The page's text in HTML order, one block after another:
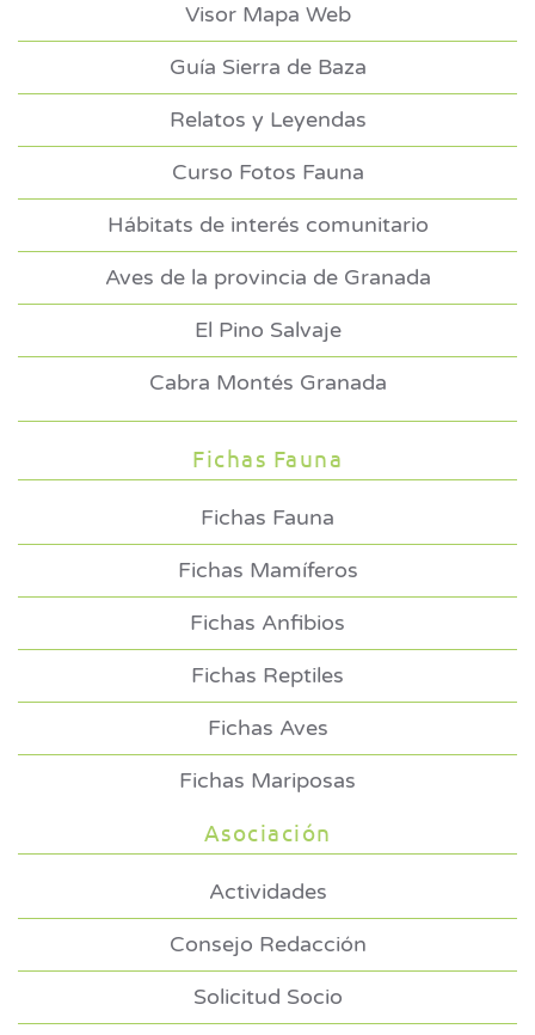
Visor Mapa Web
Guía Sierra de Baza
Relatos y Leyendas
Curso Fotos Fauna
Hábitats de interés comunitario
Aves de la provincia de Granada
El Pino Salvaje
Cabra Montés Granada
Fichas Fauna
Fichas Fauna
Fichas Mamíferos
Fichas Anfibios
Fichas Reptiles
Fichas Aves
Fichas Mariposas
Asociación
Actividades
Consejo Redacción
Solicitud Socio